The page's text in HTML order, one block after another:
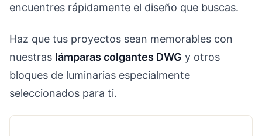
encuentres rápidamente el diseño que buscas.
Haz que tus proyectos sean memorables con
nuestras lámparas colgantes DWG y otros
bloques de luminarias especialmente
seleccionados para ti.